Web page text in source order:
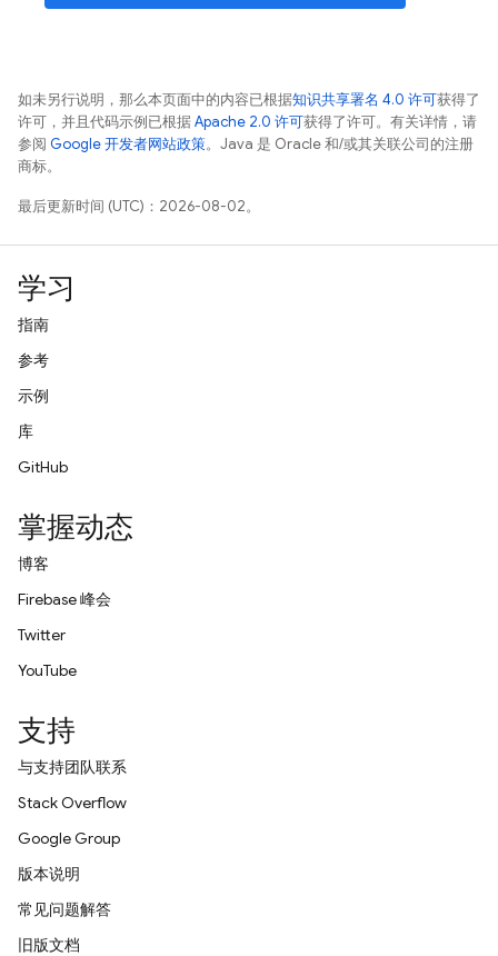
如未另行说明，那么本页面中的内容已根据知识共享署名 4.0 许可获得了
许可，并且代码示例已根据Apache 2.0 许可获得了许可。有关详情，请
参阅 Google 开发者网站政策。Java 是 Oracle 和/或其关联公司的注册
商标。
最后更新时间 (UTC)：2026-08-02。
学习
指南
参考
示例
库
GitHub
掌握动态
博客
Firebase 峰会
Twitter
YouTube
支持
与支持团队联系
Stack Overflow
Google Group
版本说明
常见问题解答
旧版文档